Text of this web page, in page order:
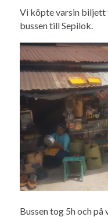
Vi köpte varsin biljett
bussen till Sepilok.
Bussen tog 5h och